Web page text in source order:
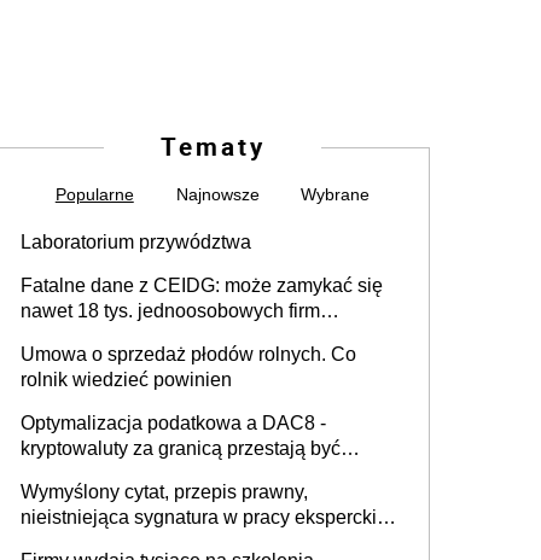
Tematy
Popularne Najnowsze Wybrane
Laboratorium przywództwa
Fatalne dane z CEIDG: może zamykać się
nawet 18 tys. jednoosobowych firm
Umowa o sprzedaż płodów rolnych. Co
rolnik wiedzieć powinien
Optymalizacja podatkowa a DAC8 -
kryptowaluty za granicą przestają być
Wymyślony cytat, przepis prawny,
nieistniejąca sygnatura w pracy eksperckiej -